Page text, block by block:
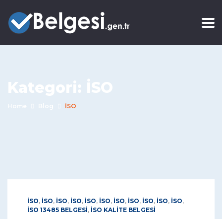
Kategori: İSO
Home Blog İSO
İSO, İSO, İSO, İSO, İSO, İSO, İSO, İSO, İSO, İSO, İSO,
İSO 13485 BELGESİ, İSO KALİTE BELGESİ